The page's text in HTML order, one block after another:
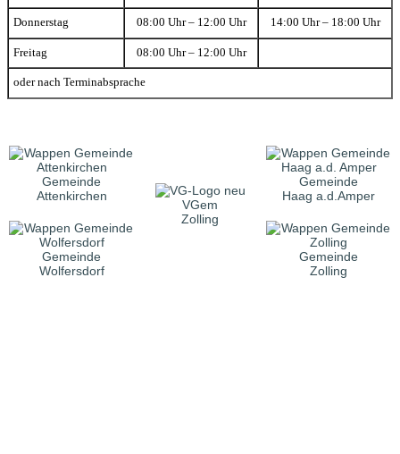
Donnerstag 08:00 Uhr – 12:00 Uhr 14:00 Uhr – 18:00 Uhr
Freitag 08:00 Uhr – 12:00 Uhr
oder nach Terminabsprache
Gemeinde
Attenkirchen
VGem
Zolling
Gemeinde
Haag a.d.Amper
Gemeinde
Wolfersdorf
Gemeinde
Zolling